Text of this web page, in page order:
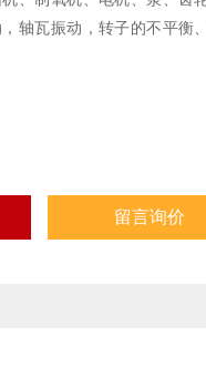
轴瓦振动，转子的不平衡
留言询价